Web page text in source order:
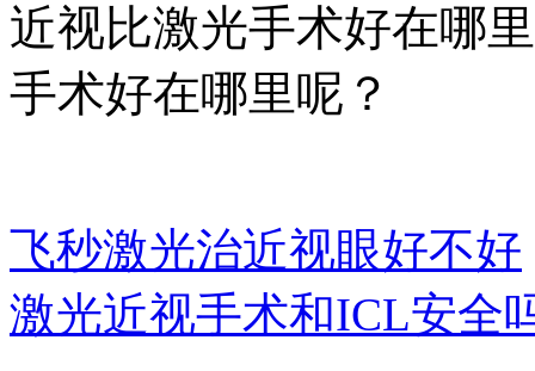
近视比激光手术好在哪
手术好在哪里呢？
飞秒激光治近视眼好不好
激光近视手术和ICL安全